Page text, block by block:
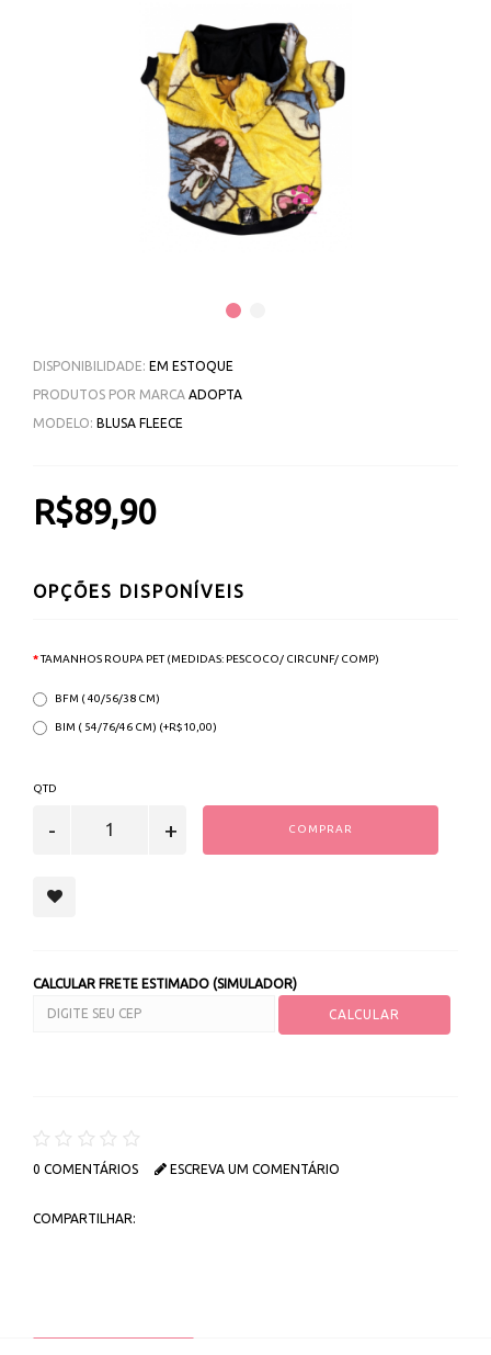
DISPONIBILIDADE: EM ESTOQUE
PRODUTOS POR MARCA ADOPTA
MODELO: BLUSA FLEECE
R$89,90
OPÇÕES DISPONÍVEIS
TAMANHOS ROUPA PET (MEDIDAS: PESCOCO/ CIRCUNF/ COMP)
BFM ( 40/56/38 CM)
BIM ( 54/76/46 CM) (+R$10,00)
QTD
COMPRAR
CALCULAR FRETE ESTIMADO (SIMULADOR)
0 COMENTÁRIOS ESCREVA UM COMENTÁRIO
COMPARTILHAR: